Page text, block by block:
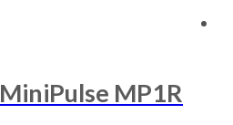
MiniPulse MP1R-מד רווית חמצן